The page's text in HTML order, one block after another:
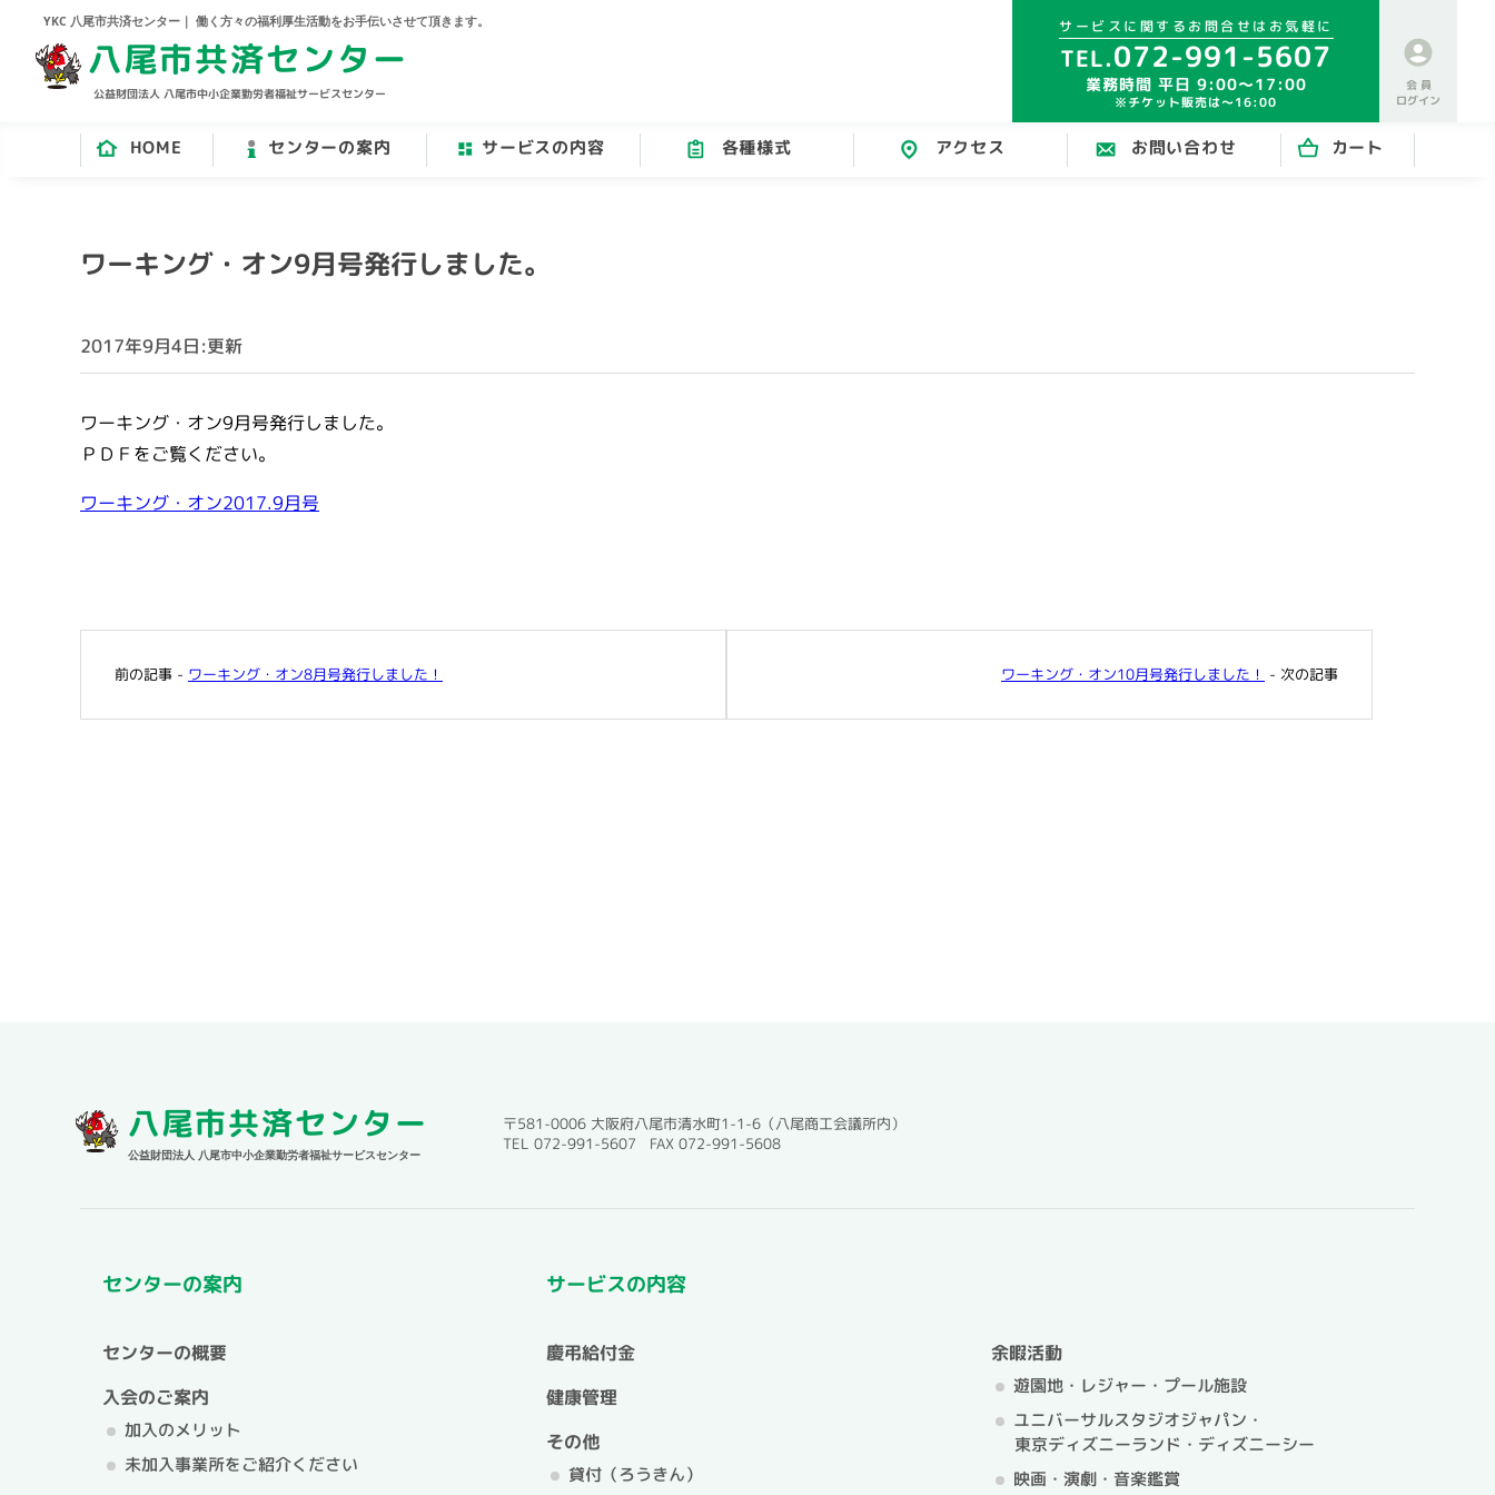
YKC 八尾市共済センター｜ 働く方々の福利厚生活動をお手伝いさせて頂きます。
八尾市共済センター
公益財団法人 八尾市中小企業勤労者福祉サービスセンター
サービスに関するお問合せはお気軽に
072-991-5607
業務時間 平日 9:00～17:00
※チケット販売は～16:00
会 員
ログイン
HOME センターの案内 サービスの内容 各種様式 アクセス お問い合わせ カート
ワーキング・オン9月号発行しました。
2017年9月4日:更新
ワーキング・オン9月号発行しました。
ＰＤＦをご覧ください。
ワーキング・オン2017.9月号
前の記事 - ワーキング・オン8月号発行しました！ ワーキング・オン10月号発行しました！ - 次の記事
八尾市共済センター
公益財団法人 八尾市中小企業勤労者福祉サービスセンター
〒581-0006 大阪府八尾市清水町1-1-6（八尾商工会議所内）
TEL 072-991-5607 FAX 072-991-5608
センターの案内
センターの概要
入会のご案内
加入のメリット
未加入事業所をご紹介ください
サービスの内容
慶弔給付金
健康管理
その他
貸付（ろうきん）
余暇活動
遊園地・レジャー・プール施設
ユニバーサルスタジオジャパン・
東京ディズニーランド・ディズニーシー
映画・演劇・音楽鑑賞